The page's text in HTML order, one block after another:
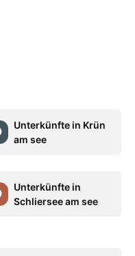
Unterkünfte in Krün
am see
Unterkünfte in
Schliersee am see